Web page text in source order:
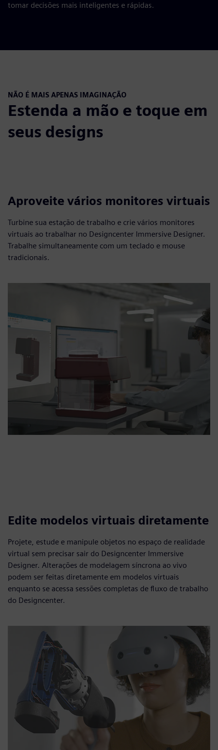
tomar decisões mais inteligentes e rápidas.
NÃO É MAIS APENAS IMAGINAÇÃO
Estenda a mão e toque em
seus designs
Aproveite vários monitores virtuais
Turbine sua estação de trabalho e crie vários monitores
virtuais ao trabalhar no Designcenter Immersive Designer.
Trabalhe simultaneamente com um teclado e mouse
tradicionais.
Edite modelos virtuais diretamente
Projete, estude e manipule objetos no espaço de realidade
virtual sem precisar sair do Designcenter Immersive
Designer. Alterações de modelagem síncrona ao vivo
podem ser feitas diretamente em modelos virtuais
enquanto se acessa sessões completas de fluxo de trabalho
do Designcenter.